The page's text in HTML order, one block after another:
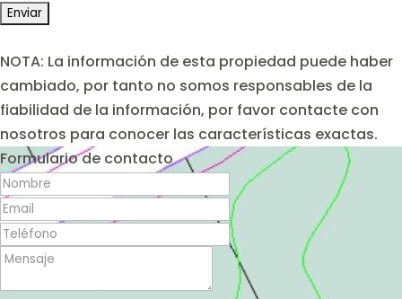
NOTA: La información de esta propiedad puede haber
cambiado, por tanto no somos responsables de la
fiabilidad de la información, por favor contacte con
nosotros para conocer las características exactas.
Formulario de contacto